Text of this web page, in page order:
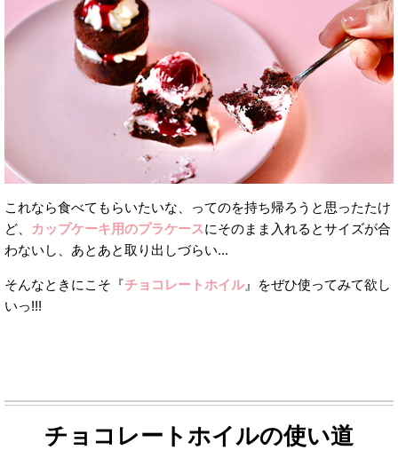
これなら食べてもらいたいな、ってのを持ち帰ろうと思ったたけ
ど、
カップケーキ用のプラケースにそのまま入れるとサイズが合
わないし、あとあと取り出しづらい...
そんなときにこそ『チョコレートホイル』をぜひ使ってみて欲し
いっ!!!
チョコレートホイルの使い道